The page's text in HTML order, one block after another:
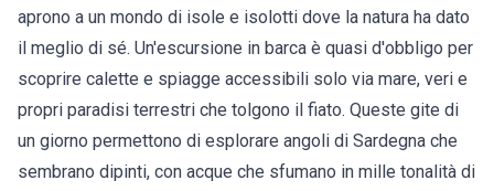
aprono a un mondo di isole e isolotti dove la natura ha dato
il meglio di sé. Un'escursione in barca è quasi d'obbligo per
scoprire calette e spiagge accessibili solo via mare, veri e
propri paradisi terrestri che tolgono il fiato. Queste gite di
un giorno permettono di esplorare angoli di Sardegna che
sembrano dipinti, con acque che sfumano in mille tonalità di